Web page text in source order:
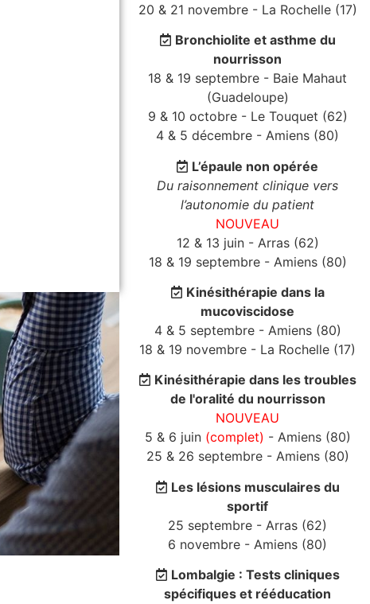
20 & 21 novembre - La Rochelle (17)
Bronchiolite et asthme du
nourrisson
18 & 19 septembre - Baie Mahaut
(Guadeloupe)
9 & 10 octobre - Le Touquet (62)
4 & 5 décembre - Amiens (80)
L’épaule non opérée
Du raisonnement clinique vers
l’autonomie du patient
NOUVEAU
12 & 13 juin - Arras (62)
18 & 19 septembre - Amiens (80)
Kinésithérapie dans la
mucoviscidose
4 & 5 septembre - Amiens (80)
18 & 19 novembre - La Rochelle (17)
Kinésithérapie dans les troubles
de l'oralité du nourrisson
NOUVEAU
5 & 6 juin (complet) - Amiens (80)
25 & 26 septembre - Amiens (80)
Les lésions musculaires du
sportif
25 septembre - Arras (62)
6 novembre - Amiens (80)
Lombalgie : Tests cliniques
spécifiques et rééducation